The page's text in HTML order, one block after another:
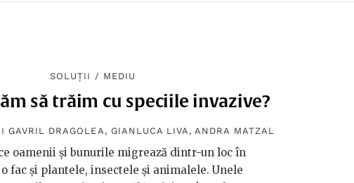
SOLUȚII / MEDIU
să trăim cu speciile invazive?
GAVRIL DRAGOLEA , GIANLUCA LIVA , ANDRA MATZAL
oamenii și bunurile migrează dintr-un loc în
fac și plantele, insectele și animalele. Unele